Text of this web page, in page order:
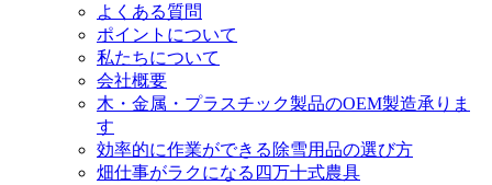
よくある質問
ポイントについて
私たちについて
会社概要
木・金属・プラスチック製品のOEM製造承りま
す
効率的に作業ができる除雪用品の選び方
畑仕事がラクになる四万十式農具